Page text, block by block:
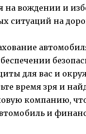
на вождении и
ситуаций на
для вас и
время зря и
компанию,
и